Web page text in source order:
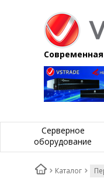
Серверное
оборудование
Каталог